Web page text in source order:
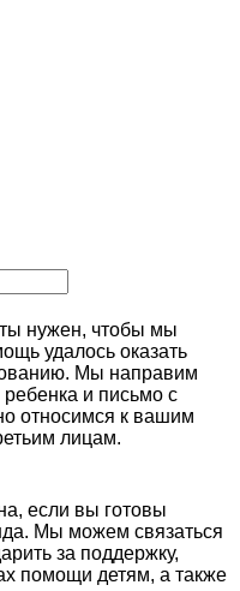
нужен, чтобы мы
удалось оказать
Мы направим
ребенка и письмо с
относимся к вашим
лицам.
если вы готовы
Мы можем связаться
за поддержку,
помощи детям, а также